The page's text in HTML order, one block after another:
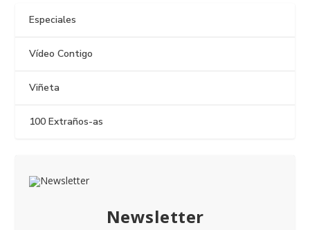
Especiales
Vídeo Contigo
Viñeta
100 Extraños-as
Newsletter